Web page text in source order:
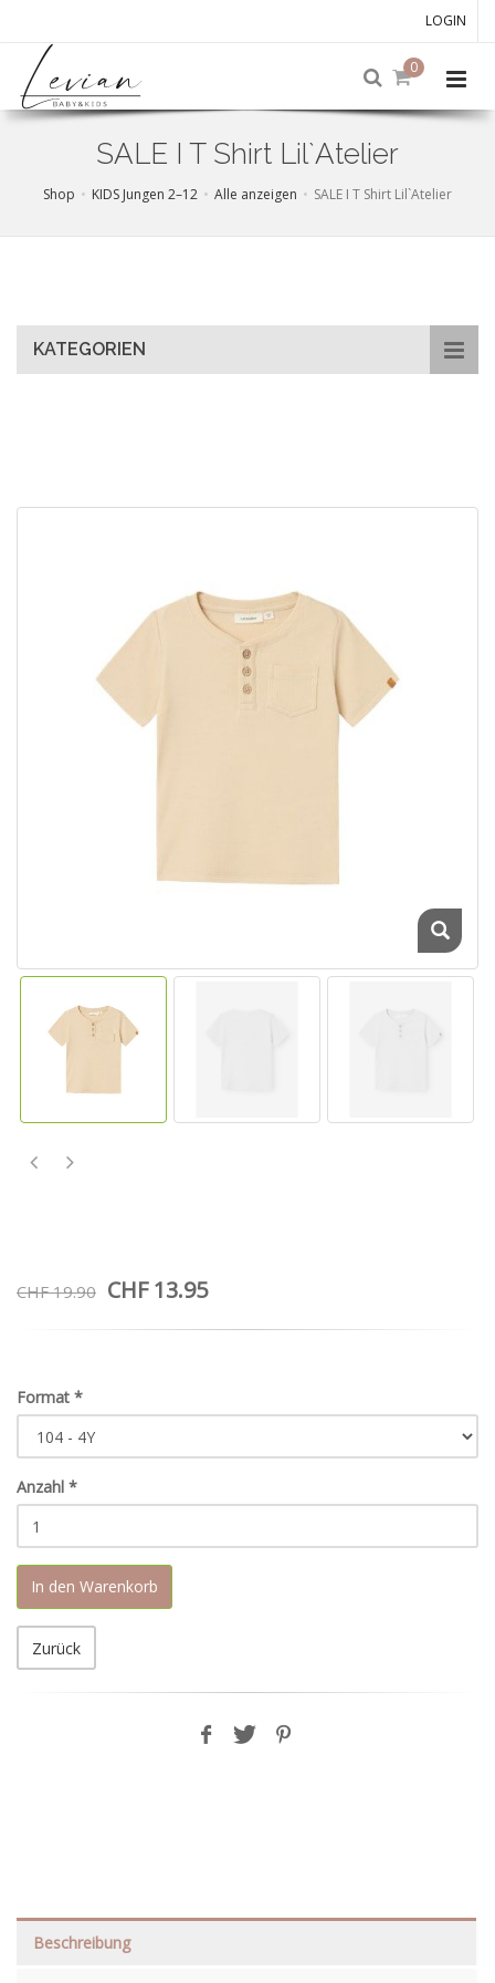
LOGIN
0
SALE I T Shirt Lil`Atelier
Shop KIDS Jungen 2–12 Alle anzeigen SALE I T Shirt Lil`Atelier
KATEGORIEN
CHF 19.90 CHF 13.95
Format *
Anzahl *
In den Warenkorb
Zurück
Beschreibung